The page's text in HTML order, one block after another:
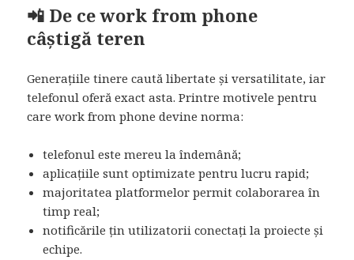
📲 De ce work from phone
câștigă teren
Generațiile tinere caută libertate și versatilitate, iar
telefonul oferă exact asta. Printre motivele pentru
care work from phone devine norma:
telefonul este mereu la îndemână;
aplicațiile sunt optimizate pentru lucru rapid;
majoritatea platformelor permit colaborarea în
timp real;
notificările țin utilizatorii conectați la proiecte și
echipe.